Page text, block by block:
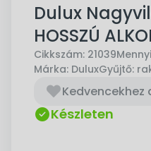
Dulux
HOSSZÚ
Cikkszám: 21039
Márka: DuluxGyűjtő:
Kedvencekhez
Készleten